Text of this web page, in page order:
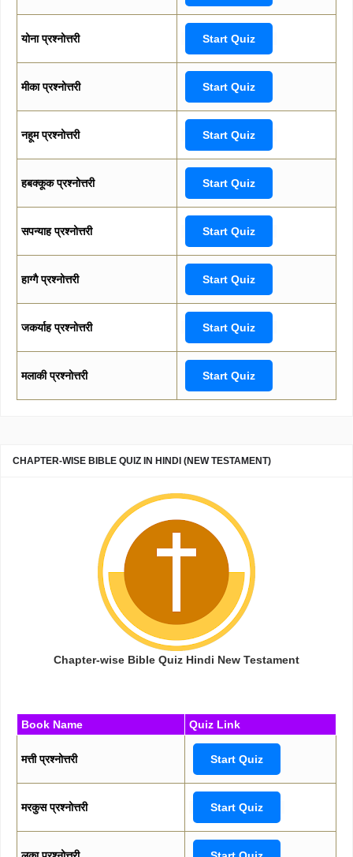
योना प्रश्नोत्तरी Start Quiz
मीका प्रश्नोत्तरी Start Quiz
नहूम प्रश्नोत्तरी Start Quiz
हबक्कूक प्रश्नोत्तरी Start Quiz
सपन्याह प्रश्नोत्तरी Start Quiz
हाग्गै प्रश्नोत्तरी Start Quiz
जकर्याह प्रश्नोत्तरी Start Quiz
मलाकी प्रश्नोत्तरी Start Quiz
CHAPTER-WISE BIBLE QUIZ IN HINDI (NEW TESTAMENT)
Chapter-wise Bible Quiz Hindi New Testament
Book Name Quiz Link
मत्ती प्रश्नोत्तरी Start Quiz
मरकुस प्रश्नोत्तरी Start Quiz